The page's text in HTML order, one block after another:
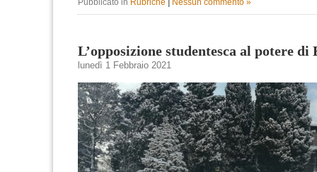
L’opposizione studentesca al potere di
lunedì 1 Febbraio 2021